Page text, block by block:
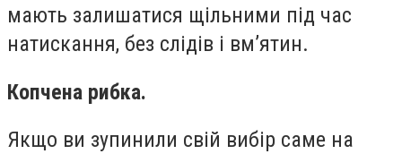
мають залишатися щільними під час
натискання, без слідів і вм’ятин.
Копчена рибка.
Якщо ви зупинили свій вибір саме на